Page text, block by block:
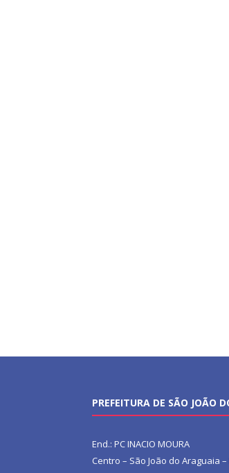
PREFEITURA DE SÃO JOÃO
End.: PC INACIO MOURA
Centro – São João do Araguaia –